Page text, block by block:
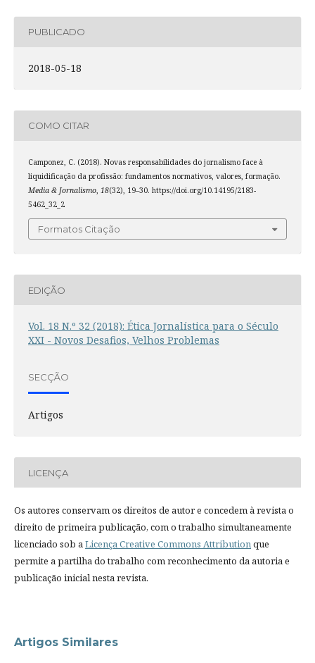
PUBLICADO
2018-05-18
COMO CITAR
Camponez, C. (2018). Novas responsabilidades do jornalismo face à
liquidificação da profissão: fundamentos normativos, valores, formação.
Media & Jornalismo, 18(32), 19–30. https://doi.org/10.14195/2183-
5462_32_2
Formatos Citação
EDIÇÃO
Vol. 18 N.º 32 (2018): Ética Jornalística para o Século
XXI - Novos Desafios, Velhos Problemas
SECÇÃO
Artigos
LICENÇA
Os autores conservam os direitos de autor e concedem à revista o
direito de primeira publicação, com o trabalho simultaneamente
licenciado sob aLicença Creative Commons Attributionque
permite a partilha do trabalho com reconhecimento da autoria e
publicação inicial nesta revista.
Artigos Similares